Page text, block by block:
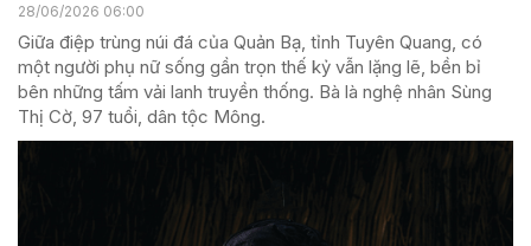
28/06/2026 06:00
Giữa điệp trùng núi đá của Quản Bạ, tỉnh Tuyên Quang, có
một người phụ nữ sống gần trọn thế kỷ vẫn lặng lẽ, bền bỉ
bên những tấm vải lanh truyền thống. Bà là nghệ nhân Sùng
Thị Cờ, 97 tuổi, dân tộc Mông.